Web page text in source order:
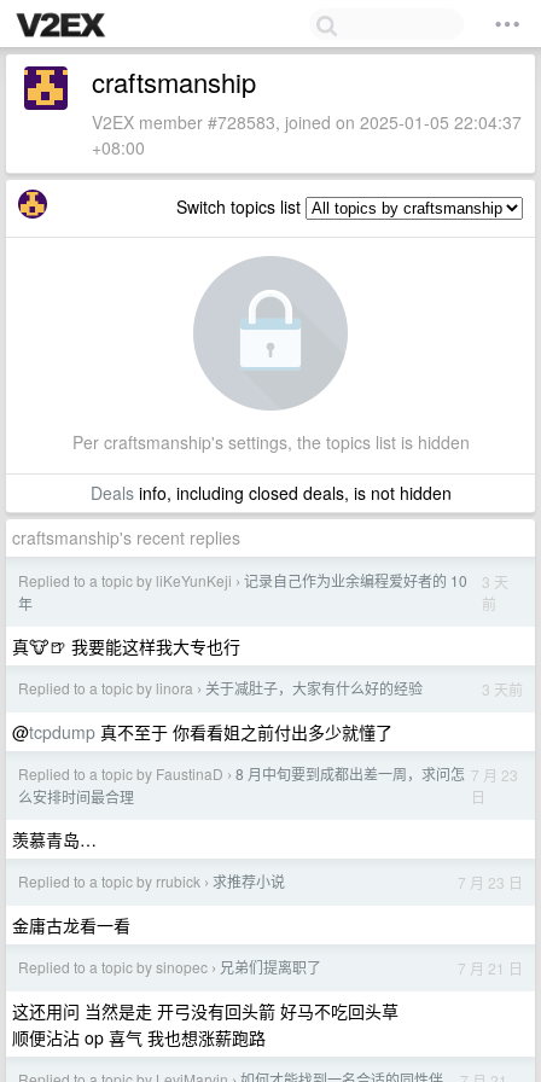
craftsmanship
V2EX member #728583, joined on 2025-01-05 22:04:37
+08:00
Switch topics list
Per craftsmanship's settings, the topics list is hidden
Dealsinfo, including closed deals, is not hidden
craftsmanship's recent replies
Replied to a topic by liKeYunKeji › 记录自己作为业余编程爱好者的 10
年
3 天
前
真🐮🍺 我要能这样我大专也行
Replied to a topic by linora › 关于减肚子，大家有什么好的经验 3 天前
@tcpdump 真不至于 你看看姐之前付出多少就懂了
Replied to a topic by FaustinaD › 8 月中旬要到成都出差一周，求问怎
么安排时间最合理
7 月 23
日
羡慕青岛…
Replied to a topic by rrubick › 求推荐小说 7 月 23 日
金庸古龙看一看
Replied to a topic by sinopec › 兄弟们提离职了 7 月 21 日
这还用问 当然是走 开弓没有回头箭 好马不吃回头草
顺便沾沾 op 喜气 我也想涨薪跑路